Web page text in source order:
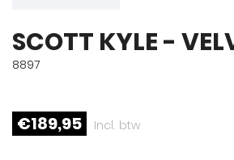
SCOTT KYLE -
8897
€189,95 Incl. btw